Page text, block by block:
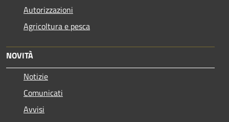
Autorizzazioni
Agricoltura e pesca
NOVITÀ
Notizie
Comunicati
Avvisi